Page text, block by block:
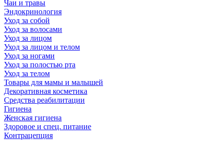
Чаи и травы
Эндокринология
Уход за собой
Уход за волосами
Уход за лицом
Уход за лицом и телом
Уход за ногами
Уход за полостью рта
Уход за телом
Товары для мамы и малышей
Декоративная косметика
Средства реабилитации
Гигиена
Женская гигиена
Здоровое и спец. питание
Контрацепция